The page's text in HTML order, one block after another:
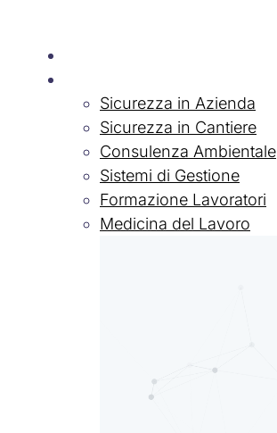
Sicurezza in Azienda
Sicurezza in Cantiere
Consulenza Ambientale
Sistemi di Gestione
Formazione Lavoratori
Medicina del Lavoro